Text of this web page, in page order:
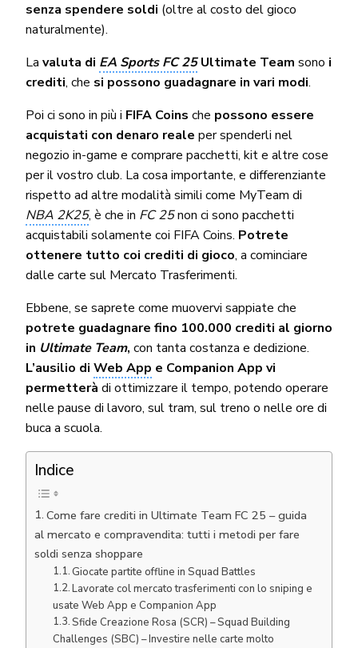
senza spendere soldi (oltre al costo del gioco
naturalmente).
La valuta di EA Sports FC 25Ultimate Team sono i
crediti, che si possono guadagnare in vari modi.
Poi ci sono in più i FIFA Coinsche possono essere
acquistati con denaro reale per spenderli nel
negozio in-game e comprare pacchetti, kit e altre cose
per il vostro club. La cosa importante, e differenziante
rispetto ad altre modalità simili come MyTeam di
NBA 2K25, è che in FC 25non ci sono pacchetti
acquistabili solamente coi FIFA Coins. Potrete
ottenere tutto coi crediti di gioco, a cominciare
dalle carte sul Mercato Trasferimenti.
Ebbene, se saprete come muovervi sappiate che
potrete guadagnare fino 100.000 crediti al giorno
in Ultimate Team, con tanta costanza e dedizione.
L’ausilio di Web App e Companion App vi
permetterà di ottimizzare il tempo, potendo operare
nelle pause di lavoro, sul tram, sul treno o nelle ore di
buca a scuola.
Indice
Come fare crediti in Ultimate Team FC 25 – guida
al mercato e compravendita: tutti i metodi per fare
soldi senza shoppare
Giocate partite offline in Squad Battles
Lavorate col mercato trasferimenti con lo sniping e
usate Web App e Companion App
Sfide Creazione Rosa (SCR) – Squad Building
Challenges (SBC) – Investire nelle carte molto